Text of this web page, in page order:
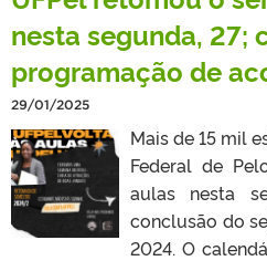
nesta segunda, 27;
programação de
29/01/2025
Mais de 15 mil
Federal de
aulas nesta
conclusão do
2024. O